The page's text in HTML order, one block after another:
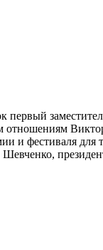
отношениям
фестиваля для